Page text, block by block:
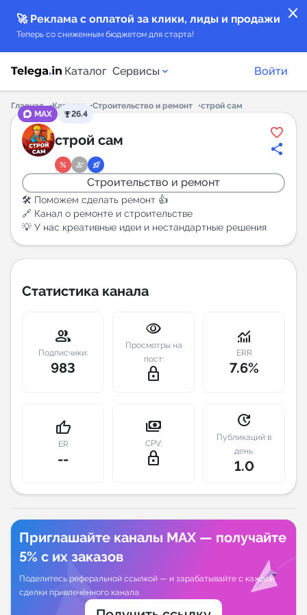
close
🚀 Реклама с оплатой за клики, лиды и продажи
Теперь со сниженным бюджетом для старта!
Каталог Сервисы
Каталог каналов
Каталог ботов
Горящие предложения
Индекс читаемости каналов в Telegram
Индивидуальное сопровождение
Аналитика Telegram
Войти
Главная Каталог Строительство и ремонт
строй сам
MAX
26.4
строй сам
Строительство и ремонт
🛠 Поможем сделать ремонт 👍
🔗 Канал о ремонте и строительстве
💡 У нас креативные идеи и нестандартные решения
Статистика канала
group
Подписчики:
983
visibility
Просмотры на
пост:
lock_outline
monitoring
ERR
7.6%
thumb_up
ER
--
payments
CPV:
lock_outline
update
Публикаций в
день:
1.0
Приглашайте каналы MAX — получайте
5% с их заказов
Поделитесь реферальной ссылкой — и зарабатывайте с каждой
сделки привлечённого канала.